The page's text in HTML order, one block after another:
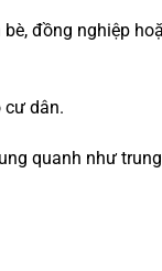
đồng nghiệp
cư dân.
quanh như trung